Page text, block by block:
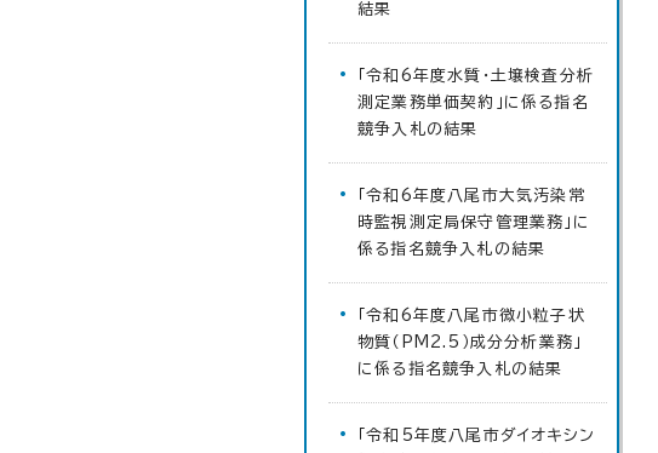
結果
「令和6年度水質・土壌検査分析
測定業務単価契約」に係る指名
競争入札の結果
「令和6年度八尾市大気汚染常
時監視測定局保守管理業務」に
係る指名競争入札の結果
「令和6年度八尾市微小粒子状
物質（PM2.5）成分分析業務」
に係る指名競争入札の結果
「令和5年度八尾市ダイオキシン